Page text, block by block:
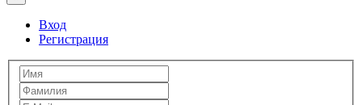
Вход
Регистрация